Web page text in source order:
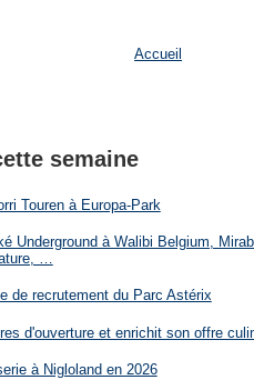
Accueil
semaine
Touren à Europa-Park
Underground à Walibi Belgium,
…
de recrutement du Parc Astérix
d'ouverture et enrichit son offre
à Nigloland en 2026